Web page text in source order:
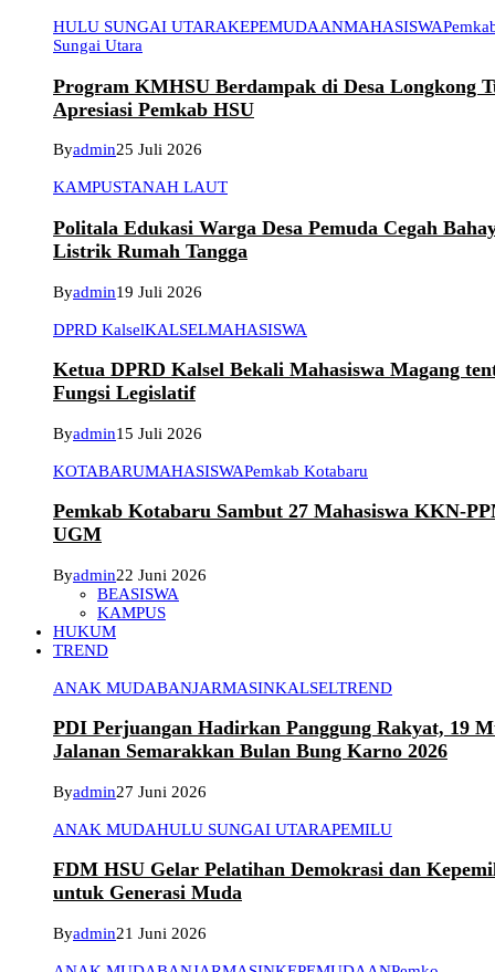
HULU SUNGAI UTARAKEPEMUDAANMAHASISWA
Sungai Utara
Program KMHSU Berdampak di Desa Longkong
Apresiasi Pemkab HSU
Byadmin25 Juli 2026
KAMPUSTANAH LAUT
Politala Edukasi Warga Desa Pemuda Cegah
Listrik Rumah Tangga
Byadmin19 Juli 2026
DPRD KalselKALSELMAHASISWA
Ketua DPRD Kalsel Bekali Mahasiswa Magang
Fungsi Legislatif
Byadmin15 Juli 2026
KOTABARUMAHASISWAPemkab Kotabaru
Pemkab Kotabaru Sambut 27 Mahasiswa KKN-
UGM
Byadmin22 Juni 2026
BEASISWA
KAMPUS
HUKUM
TREND
ANAK MUDABANJARMASINKALSELTREND
PDI Perjuangan Hadirkan Panggung Rakyat, 19
Jalanan Semarakkan Bulan Bung Karno 2026
Byadmin27 Juni 2026
ANAK MUDAHULU SUNGAI UTARAPEMILU
FDM HSU Gelar Pelatihan Demokrasi dan
untuk Generasi Muda
Byadmin21 Juni 2026